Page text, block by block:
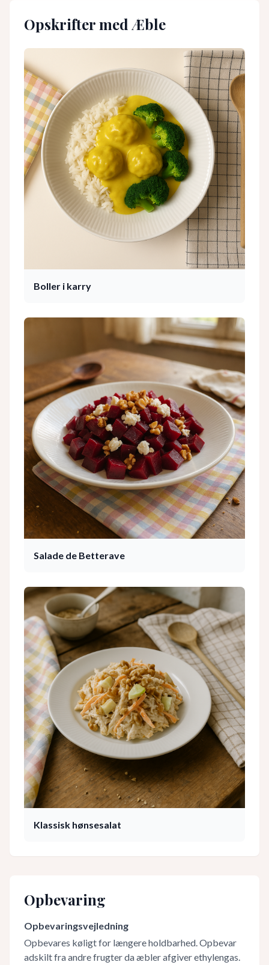
Opskrifter med Æble
Boller i karry
Salade de Betterave
Klassisk hønsesalat
Opbevaring
Opbevaringsvejledning
Opbevares køligt for længere holdbarhed. Opbevar
adskilt fra andre frugter da æbler afgiver ethylengas.